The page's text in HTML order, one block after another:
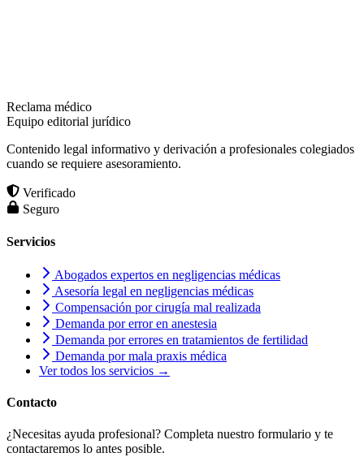
Reclama médico
Equipo editorial jurídico
Contenido legal informativo y derivación a profesionales colegiados
cuando se requiere asesoramiento.
Verificado
Seguro
Servicios
Abogados expertos en negligencias médicas
Asesoría legal en negligencias médicas
Compensación por cirugía mal realizada
Demanda por error en anestesia
Demanda por errores en tratamientos de fertilidad
Demanda por mala praxis médica
Ver todos los servicios →
Contacto
¿Necesitas ayuda profesional? Completa nuestro formulario y te
contactaremos lo antes posible.